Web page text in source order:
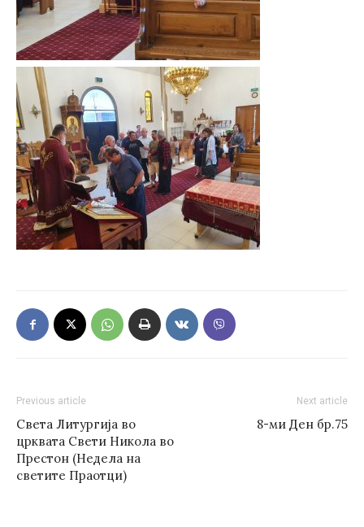
Previous article
Света Литургија во
црквата Свети Никола во
Престон (Недела на
светите Праотци)
Next article
8-ми Ден бр.75